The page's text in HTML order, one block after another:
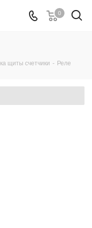
0
щиты счетчики - Реле